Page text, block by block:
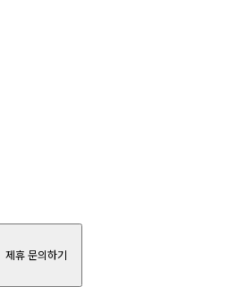
제휴 문의하기